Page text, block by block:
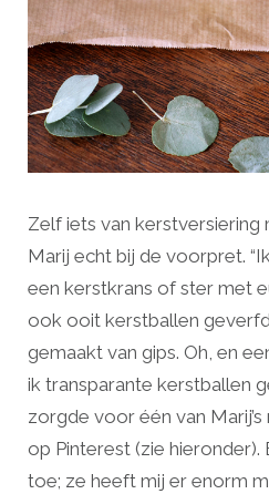
Zelf iets van
Marij echt bij de voorpret.
een kerstkrans of ster met
ook ooit kerstballen
gemaakt van gips. Oh, en
ik transparante kerstballen
zorgde voor één van
op Pinterest (zie
toe; ze heeft mij er enorm